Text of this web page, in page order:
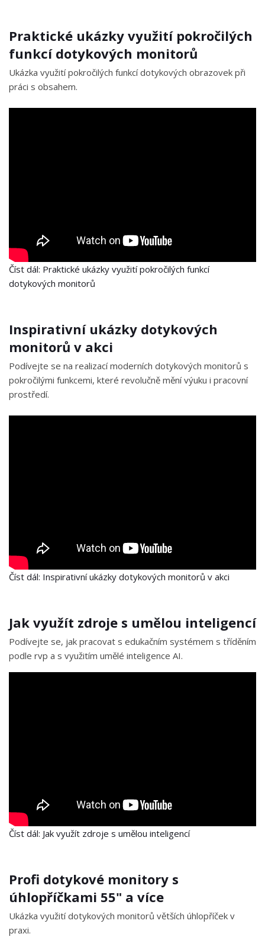
Praktické ukázky využití pokročilých
funkcí dotykových monitorů
Ukázka využití pokročilých funkcí dotykových obrazovek při
práci s obsahem.
Číst dál: Praktické ukázky využití pokročilých funkcí
dotykových monitorů
Inspirativní ukázky dotykových
monitorů v akci
Podívejte se na realizací moderních dotykových monitorů s
pokročilými funkcemi, které revolučně mění výuku i pracovní
prostředí.
Číst dál: Inspirativní ukázky dotykových monitorů v akci
Jak využít zdroje s umělou inteligencí
Podívejte se, jak pracovat s edukačním systémem s tříděním
podle rvp a s využitím umělé inteligence AI.
Číst dál: Jak využít zdroje s umělou inteligencí
Profi dotykové monitory s
úhlopříčkami 55" a více
Ukázka využití dotykových monitorů větších úhlopříček v
praxi.